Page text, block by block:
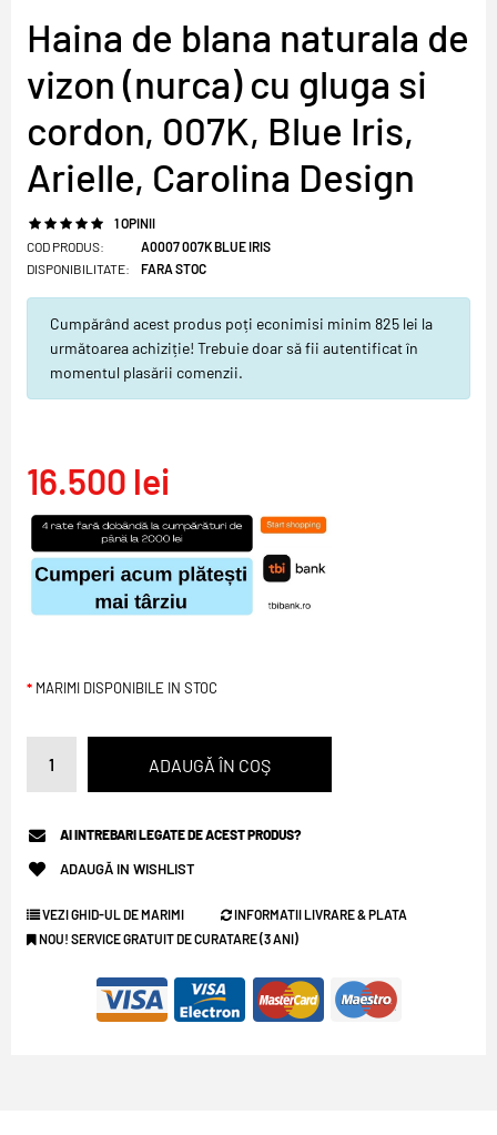
Haina de blana naturala de
vizon (nurca) cu gluga si
cordon, 007K, Blue Iris,
Arielle, Carolina Design
1 OPINII
COD PRODUS:
DISPONIBILITATE:
A0007 007K BLUE IRIS
FARA STOC
Cumpărând acest produs poți econimisi minim 825 lei la
următoarea achiziție! Trebuie doar să fii autentificat în
momentul plasării comenzii.
16.500 lei
MARIMI DISPONIBILE IN STOC
AI INTREBARI LEGATE DE ACEST PRODUS?
ADAUGĂ IN WISHLIST
VEZI GHID-UL DE MARIMI
INFORMATII LIVRARE & PLATA
NOU! SERVICE GRATUIT DE CURATARE (3 ANI)